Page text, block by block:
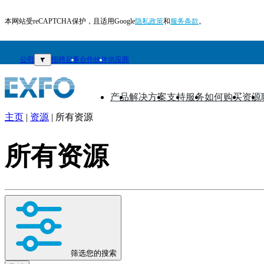
本网站受reCAPTCHA保护，且适用Google隐私政策和服务条款。
公司 ▼ 招聘启事合作伙伴供应商
产品
▼ 解决方案
▼ 支持
▼ 服务
▼ 如何购买
▼ 资源
▼
产
品
决
案
支
主页 | 资源 | 所有资源
所有资源
筛选您的搜索